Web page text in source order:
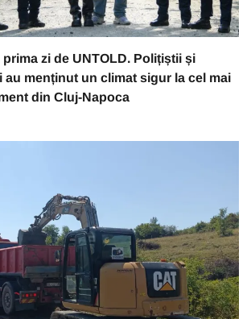
prima zi de UNTOLD. Polițiștii și
au menținut un climat sigur la cel mai
din Cluj-Napoca